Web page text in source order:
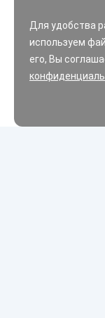
Для удобства
используем
его, Вы